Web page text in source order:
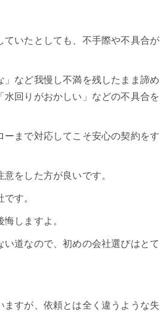
いたとしても、不手際や不具合が
など我慢し不満を残したまま諦め
回りがおかしい」などの不具合を
まで対応してこそ安心の契約をす
をした方が良いです。
す。
しますよ。
道なので、初めの会社選びはとて
すが、依頼とは全く違うような失